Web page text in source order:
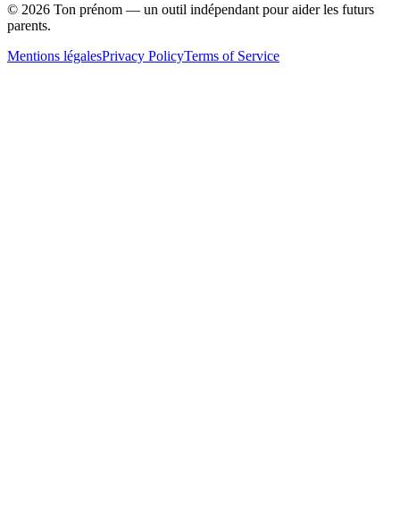
© 2026 Ton prénom — un outil indépendant pour aider les futurs
parents.
Mentions légalesPrivacy PolicyTerms of Service